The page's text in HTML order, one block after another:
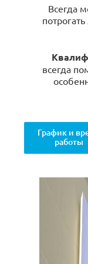
Всегда
всегда
График и
работы